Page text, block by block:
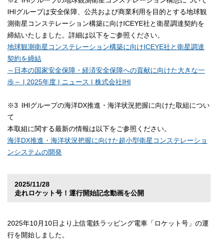
IHIグループは安全保障、公共および商業利用を目的とする地球観
測衛星コンステレーション構築に向けICEYE社と衛星調達契約を
締結いたしました。詳細は以下をご参照ください。
地球観測衛星コンステレーション構築に向けICEYE社と衛星調達
契約を締結
～日本の国家安全保障・経済安全保障への貢献に向けた大きな一
歩～ | 2025年度 | ニュース | 株式会社IHI
※3 IHIグループの海洋DX推進・海洋状況把握に向けた取組につい
て
本取組に関する最新の情報は以下をご参照ください。
海洋DX推進・海洋状況把握に向けた超小型衛星コンステレーショ
ンシステムの開発
2025/11/28
走れロケット号！運行開始記念動画を公開
2025年10月10日より上信電鉄ラッピング電車「ロケット号」の運
行を開始しました。